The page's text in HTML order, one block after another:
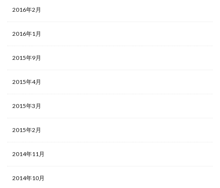
2016年2月
2016年1月
2015年9月
2015年4月
2015年3月
2015年2月
2014年11月
2014年10月